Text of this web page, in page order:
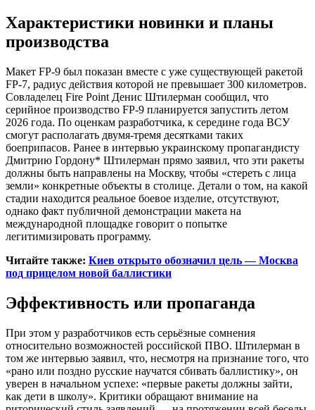
Характеристики новинки и планы
производства
Макет FP-9 был показан вместе с уже существующей ракетой
FP-7, радиус действия которой не превышает 300 километров.
Совладелец Fire Point Денис Штилерман сообщил, что
серийное производство FP-9 планируется запустить летом
2026 года. По оценкам разработчика, к середине года ВСУ
смогут располагать двумя-тремя десятками таких
боеприпасов. Ранее в интервью украинскому пропагандисту
Дмитрию Гордону* Штилерман прямо заявил, что эти ракеты
должны быть направлены на Москву, чтобы «стереть с лица
земли» конкретные объекты в столице. Детали о том, на какой
стадии находится реальное боевое изделие, отсутствуют,
однако факт публичной демонстрации макета на
международной площадке говорит о попытке
легитимизировать программу.
Читайте также: Киев открыто обозначил цель — Москва
под прицелом новой баллистики
Эффективность или пропаганда
При этом у разработчиков есть серьёзные сомнения
относительно возможностей российской ПВО. Штилерман в
том же интервью заявил, что, несмотря на признание того, что
«рано или поздно русские научатся сбивать баллистику», он
уверен в начальном успехе: «первые ракеты должны зайти,
как дети в школу». Критики обращают внимание на